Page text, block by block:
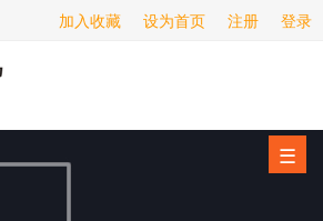
登录
注册
设为首页
加入收藏
☰